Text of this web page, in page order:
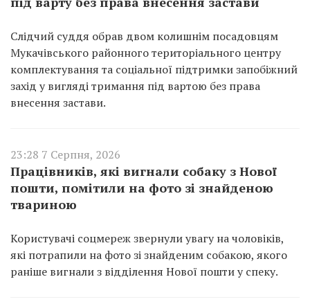
Слідчий суддя обрав двом колишнім посадовцям
Мукачівського районного територіального центру
комплектування та соціальної підтримки запобіжний
захід у вигляді тримання під вартою без права
внесення застави.
23:28 7 Серпня, 2026
Працівників, які вигнали собаку з Нової
пошти, помітили на фото зі знайденою
твариною
Користувачі соцмереж звернули увагу на чоловіків,
які потрапили на фото зі знайденим собакою, якого
раніше вигнали з відділення Нової пошти у спеку.